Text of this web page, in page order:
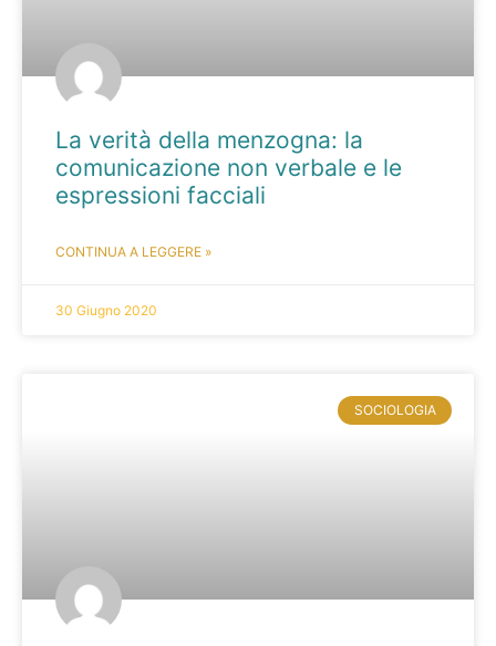
La verità della menzogna: la
comunicazione non verbale e le
espressioni facciali
CONTINUA A LEGGERE »
30 Giugno 2020
SOCIOLOGIA